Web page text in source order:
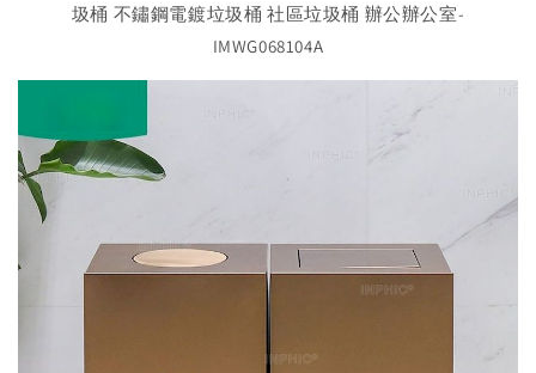
圾桶 不鏽鋼電鍍垃圾桶 社區垃圾桶 辦公辦公室-
IMWG068104A